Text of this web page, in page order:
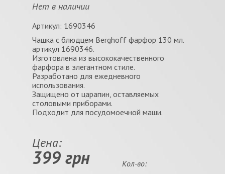
Нет в наличии
Артикул: 1690346
Чашка с блюдцем Berghoff фарфор 130 мл.
артикул 1690346.
Изготовлена из высококачественного
фарфора в элегантном стиле.
Разработано для ежедневного
использования.
Защищено от царапин, оставляемых
столовыми приборами.
Подходит для посудомоечной маши.
Цена:
399 грн Кол-во: